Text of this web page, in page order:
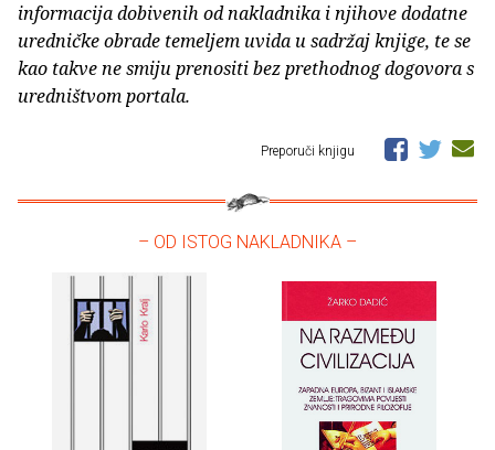
informacija dobivenih od nakladnika i njihove dodatne
uredničke obrade temeljem uvida u sadržaj knjige, te se
kao takve ne smiju prenositi bez prethodnog dogovora s
uredništvom portala.
Preporuči knjigu
– OD ISTOG NAKLADNIKA –